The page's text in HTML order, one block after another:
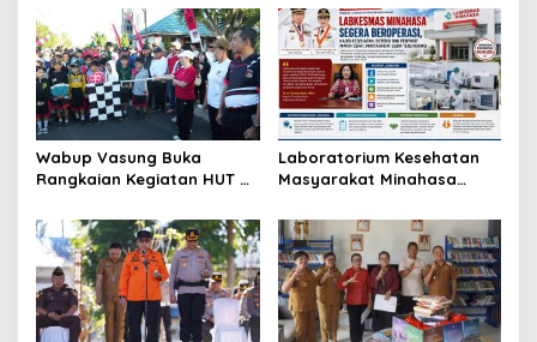
Wabup Vasung Buka
Rangkaian Kegiatan HUT RI
Tompaso Raya
Laboratorium Kesehatan
Masyarakat Minahasa
Kegunaannya